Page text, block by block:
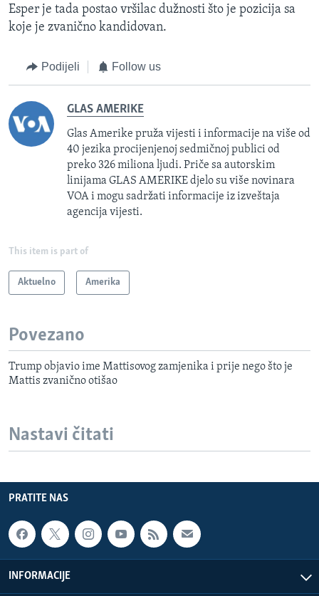
Esper je tada postao vršilac dužnosti što je pozicija sa
koje je zvanično kandidovan.
Podijeli Follow us
GLAS AMERIKE
Glas Amerike pruža vijesti i informacije na više od
40 jezika procijenjenoj sedmičnoj publici od
preko 326 miliona ljudi. Priče sa autorskim
linijama GLAS AMERIKE djelo su više novinara
VOA i mogu sadržati informacije iz izveštaja
agencija vijesti.
This item is part of
Aktuelno Amerika
Povezano
Trump objavio ime Mattisovog zamjenika i prije nego što je
Mattis zvanično otišao
Nastavi čitati
PRATITE NAS
INFORMACIJE